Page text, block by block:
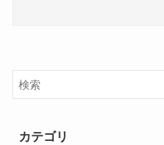
カテゴリ